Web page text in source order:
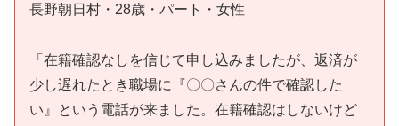
長野朝日村・28歳・パート・女性
「在籍確認なしを信じて申し込みましたが、返済が
少し遅れたとき職場に『〇〇さんの件で確認した
い』という電話が来ました。在籍確認はしないけど